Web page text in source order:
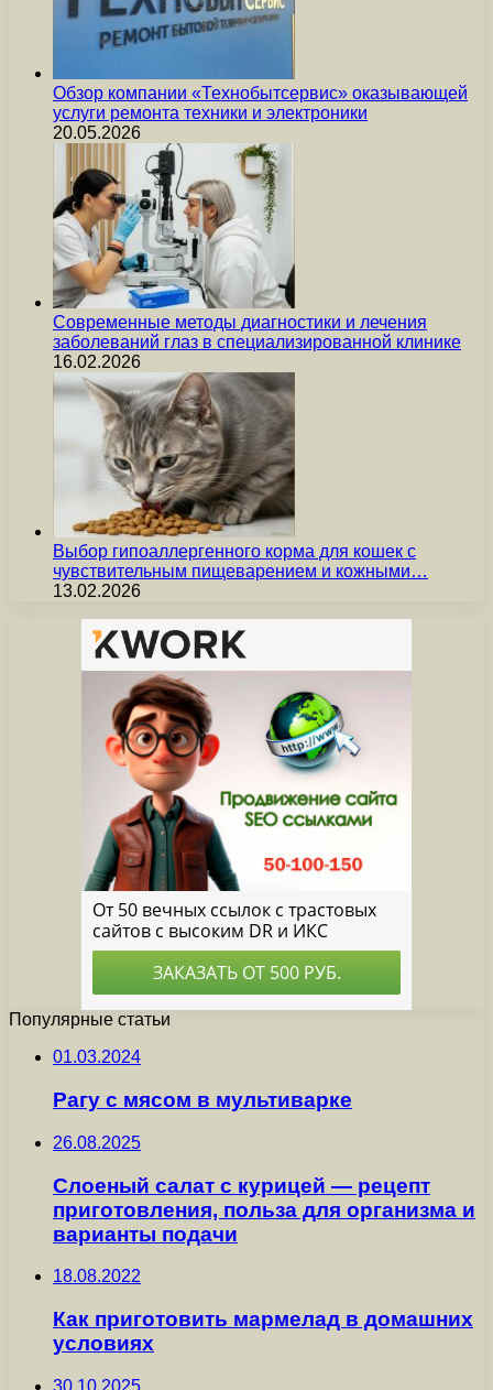
Обзор компании «Технобытсервис» оказывающей
услуги ремонта техники и электроники
20.05.2026
Современные методы диагностики и лечения
заболеваний глаз в специализированной клинике
16.02.2026
Выбор гипоаллергенного корма для кошек с
чувствительным пищеварением и кожными…
13.02.2026
Популярные статьи
01.03.2024
Рагу с мясом в мультиварке
26.08.2025
Слоеный салат с курицей — рецепт
приготовления, польза для организма и
варианты подачи
18.08.2022
Как приготовить мармелад в домашних
условиях
30.10.2025